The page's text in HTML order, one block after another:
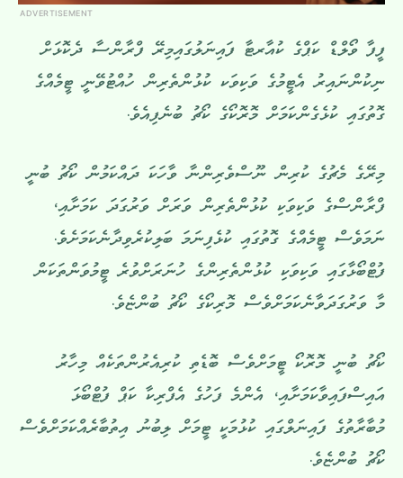
ADVERTISEMENT
ފީފާ ވޯލްޑް ކަޕްގެ ކުއާރޓާ ފައިނަލުގައިމިރޭ ފްރާންސާ ދެކޮޅަށް
ނިކުންނައިރު އެޓީމުގެ ވަކިވަކ ކުޅުންތެރިން ހުއްޓުވޭނީ ޓީމެއްގެ
ގޮތުގައި ކުޅެގެންކަމަށް މޮރޮކޯގެ ކޯޗު ބުނެފިއެވެ.
މިރޭގެ މެޗުގެ ކުރިން ނޫސްވެރިންނާ ވާހަކަ ދައްކަމުން ކޯޗު ބުނީ
ފްރާންސްގެ ވަކިވަކި ކުޅުންތެރިން ވަރަށް ވަރުގަދަ ކަމަށާއި،
ނަމަވެސް ޓީމެއްގެ ގޮތުގައި ކުޅެފިނަމަ ބަލިކުރެވިދާނެކަމަށެވެ.
ފުޓްބޯޅާގައި ވަކިވަކި ކުޅުންތެރިންގެ ހުނަރަށްވުރެ ޓީމުވަންތަކަން
މާ ވަރުގަދަވާނެކަމަށްވެސް މޮރިކޯގެ ކޯޗު ބުންޏެވެ.
ކޯޗު ބުނީ މޮރޮކޯ ޓީމަށްވެސް ބޮޑެތި ކުރިއެރުންތަކެއް މިހާރު
އައިސްފައިވާކަމަށާއި، އެންމެ ފަހުގެ އެފްރިކާ ކަޕް ފުޓްބޯޅަ
މުބާރާތުގެ ފައިނަލްގައި ކުޅުމަކީ ޓީމަށް ލިބުނު އިތުބާރެއްކަމަށްވެސް
ކޯޗު ބުންޏެވެ.